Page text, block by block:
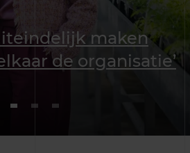
maken
de organisatie’